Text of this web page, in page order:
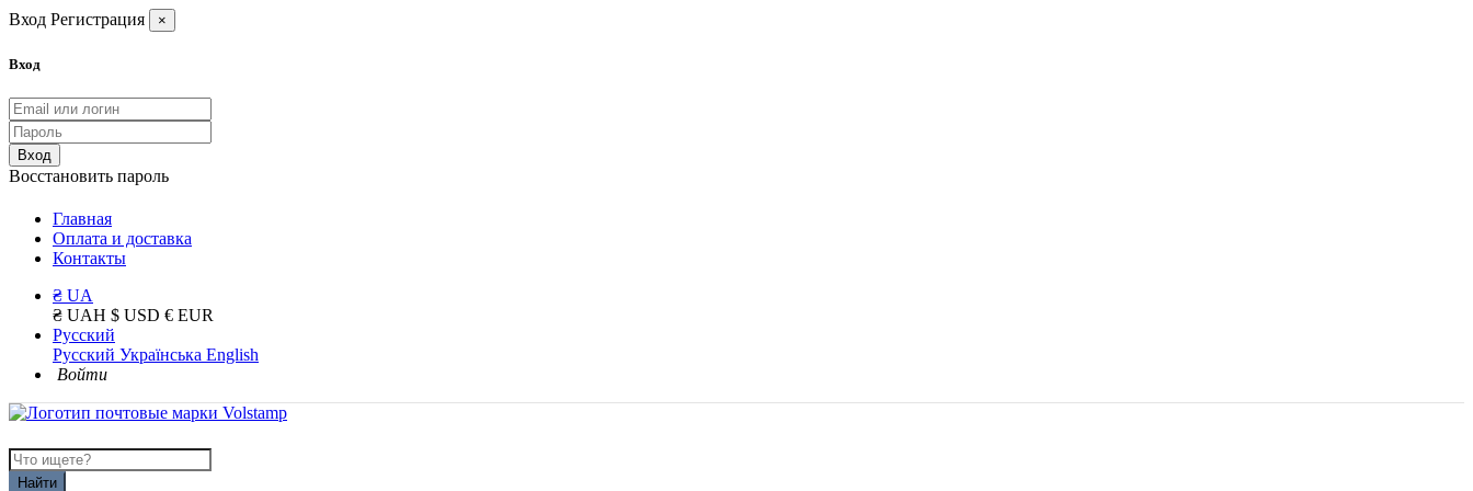
Вход Регистрация ×
Вход
Вход
Восстановить пароль
Главная
Оплата и доставка
Контакты
₴ UA
₴ UAH $ USD € EUR
Русский
Русский Українська English
Войти
Найти